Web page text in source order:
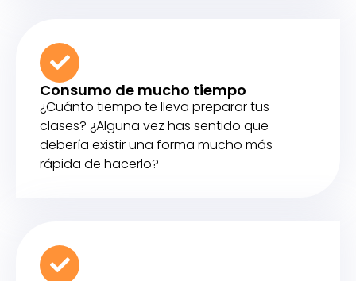
Consumo de mucho tiempo
¿Cuánto tiempo te lleva preparar tus
clases? ¿Alguna vez has sentido que
debería existir una forma mucho más
rápida de hacerlo?